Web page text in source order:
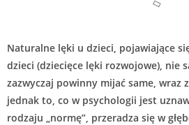
Naturalne lęki u dzieci, pojawiające
dzieci (dziecięce lęki rozwojowe), nie
zazwyczaj powinny mijać same, wraz
jednak to, co w psychologii jest
rodzaju „normę”, przeradza się w